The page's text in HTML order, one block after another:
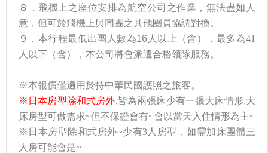
８．飛機上之座位安排為航空公司之作業，無法盡如人
意，但可於飛機上與同團之其他團員協調對換。
９．本行程最低出團人數為16 人以上（含），最多為41
人以下（含），本公司將會派遣合格領隊服務。
※本報價僅適用於持中華民國護照之旅客。
※日本房型除和式房外,皆為兩張床少有一張大床情形,大
床房型可做需求~但不保證會有~會以當天入住情形為主~
※日本房型除和式房外~少有3人房型，如需加床團體三
人房可能會是~